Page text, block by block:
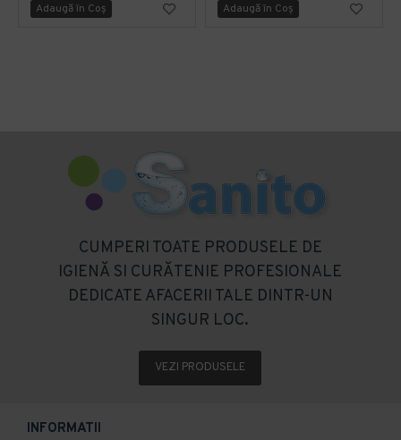
Adaugă în Coş Adaugă în Coş
CUMPERI TOATE PRODUSELE DE
IGIENĂ SI CURĂTENIE PROFESIONALE
DEDICATE AFACERII TALE DINTR-UN
SINGUR LOC.
VEZI PRODUSELE
INFORMATII